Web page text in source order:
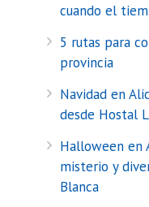
cuando el
5 rutas para
provincia
Navidad en
desde Hostal
Halloween en
misterio y
Blanca